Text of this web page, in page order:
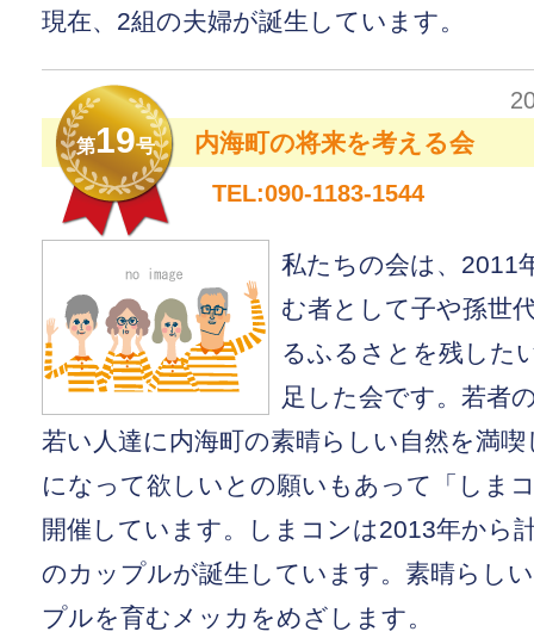
現在、2組の夫婦が誕生しています。
第19号 内海町の将来を考える会
TEL:090-1183-1544
私たちの会は、2011
む者として子や孫世
るふるさとを残した
足した会です。若者
若い人達に内海町の素晴らしい自然を満
になって欲しいとの願いもあって「しま
開催しています。しまコンは2013年から
のカップルが誕生しています。素晴らし
プルを育むメッカをめざします。